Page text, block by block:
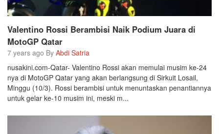
Valentino Rossi Berambisi Naik Podium Juara di
MotoGP Qatar
7 years ago By Abdi Satria
nusakini.com-Qatar- Valentino Rossi akan memulai musim ke-24
nya di MotoGP Qatar yang akan berlangsung di Sirkuit Losail,
Minggu (10/3). Rossi berambisi untuk menuntaskan penantiannya
untuk gelar ke-10 musim ini, meski m...